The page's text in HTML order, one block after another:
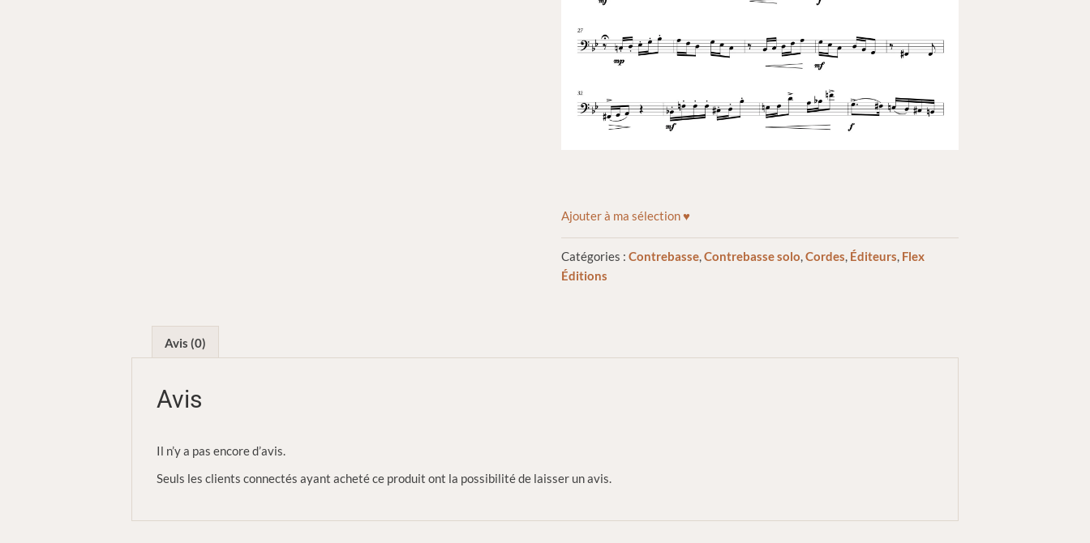
Ajouter à ma sélection ♥
Catégories :Contrebasse,Contrebasse solo,Cordes, Éditeurs, Flex
Éditions
Avis (0)
Avis
Il n’y a pas encore d’avis.
Seuls les clients connectés ayant acheté ce produit ont la possibilité de laisser un avis.